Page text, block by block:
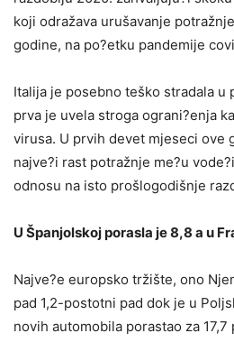
koji odražava urušavanje
godine, na po?etku pandemije
Italija je posebno teško stradala u
prva je uvela stroga ograni?enja
virusa. U prvih devet mjeseci ove
najve?i rast potražnje me?u
odnosu na isto prošlogodišnje
U Španjolskoj porasla je 8,8 a u
Najve?e europsko tržište, ono
pad 1,2-postotni pad dok je u
novih automobila porastao za 17,7